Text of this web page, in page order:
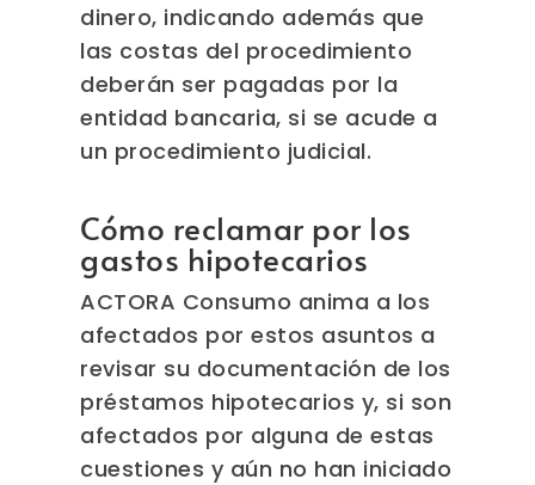
dinero, indicando además que
las costas del procedimiento
deberán ser pagadas por la
entidad bancaria, si se acude a
un procedimiento judicial.
Cómo reclamar por los
gastos hipotecarios
ACTORA Consumo anima a los
afectados por estos asuntos a
revisar su documentación de los
préstamos hipotecarios y, si son
afectados por alguna de estas
cuestiones y aún no han iniciado